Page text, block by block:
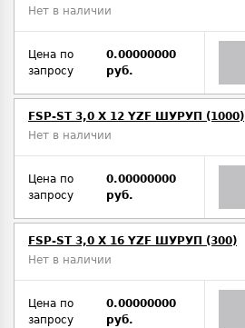
Нет в наличии
Цена по
запросу
0.00000000
руб.
FSP-ST 3,0 X 12 YZF ШУРУП (1000)
Нет в наличии
Цена по
запросу
0.00000000
руб.
FSP-ST 3,0 X 16 YZF ШУРУП (300)
Нет в наличии
Цена по
запросу
0.00000000
руб.